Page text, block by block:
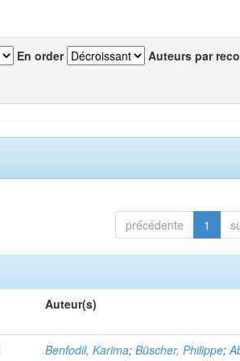
En order Auteurs par
précédente 1
Auteur(s)
Benfodil, Karima;Büscher, Philippe;